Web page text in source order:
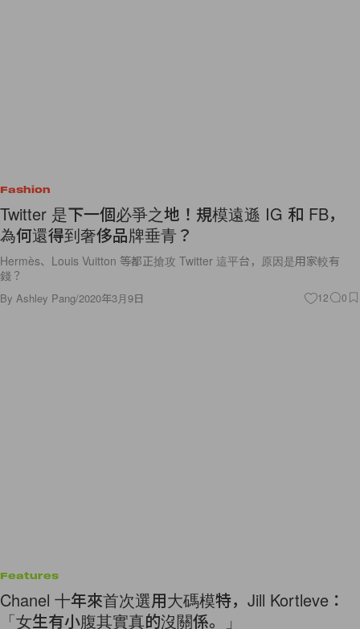
Fashion
Twitter 是下一個必爭之地！規模遠遜 IG 和 FB，
為何還得到奢侈品牌垂青？
Hermès、Louis Vuitton 等都正搶攻 Twitter 這平台，原因是用家較有
錢？
By Ashley Pang/2020年3月9日 12 0
Features
Chanel 十年來首次選用大碼模特，Jill Kortleve：
「女生有小腹其實真的沒關係。」